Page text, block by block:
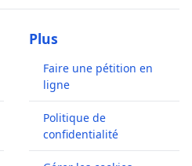
Plus
Faire une pétition en
ligne
Politique de
confidentialité